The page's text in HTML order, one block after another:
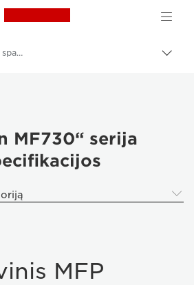
Canon Logo, back to
Verslo spausdintuvai ir fakso aparatai
Daugiafunkciai spalviniai spausdintuvai
MF730“ serija
MFP